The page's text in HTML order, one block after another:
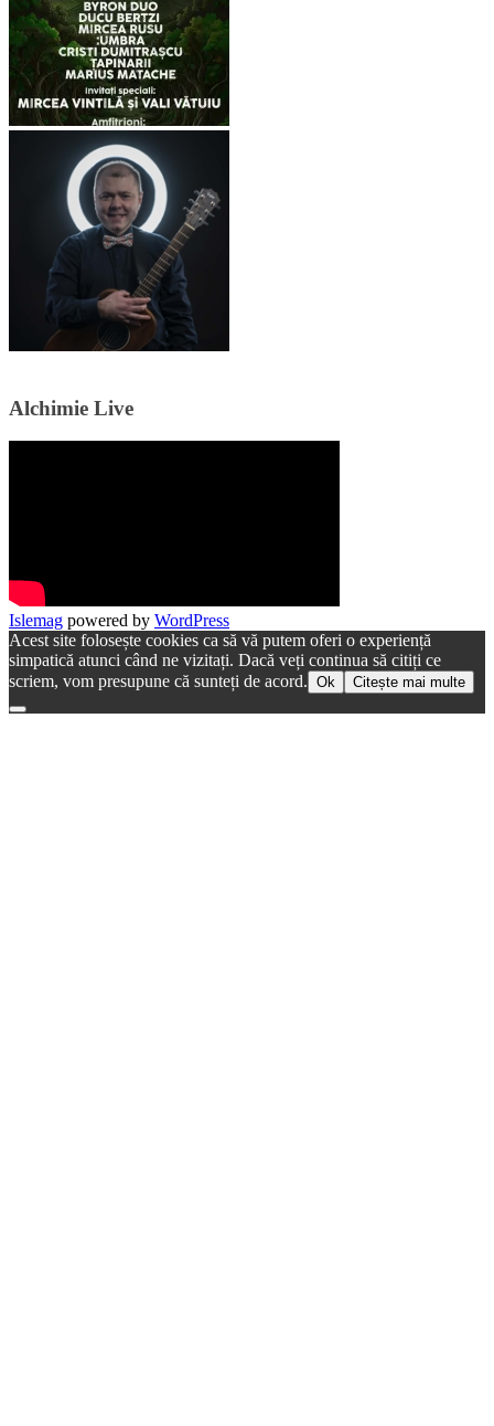
Alchimie Live
Islemag powered by WordPress
Acest site folosește cookies ca să vă putem oferi o experiență
simpatică atunci când ne vizitați. Dacă veți continua să citiți ce
scriem, vom presupune că sunteți de acord. Ok Citește mai multe